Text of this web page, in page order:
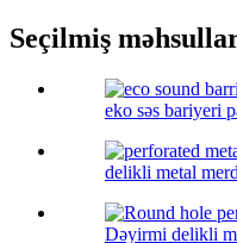
Seçilmiş
eko səs bariyeri
delikli metal
Dəyirmi delikli